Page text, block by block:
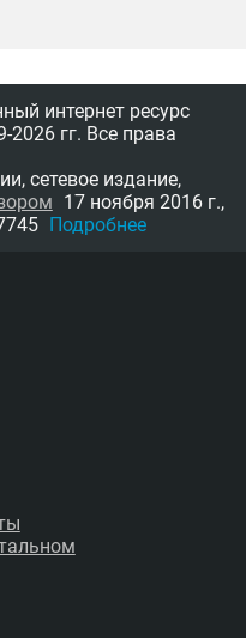
интернет ресурс
2026 гг. Все права
сетевое издание,
17 ноября 2016 г.,
Подробнее